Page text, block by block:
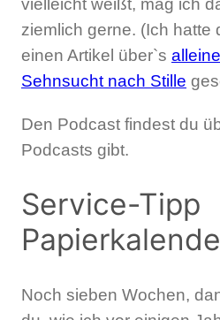
vielleicht weißt, mag ich
ziemlich gerne. (Ich hatte
einen Artikel über`s
Sehnsucht nach Stille
Den Podcast findest du
Podcasts gibt.
Service-Tipp
Noch sieben Wochen,